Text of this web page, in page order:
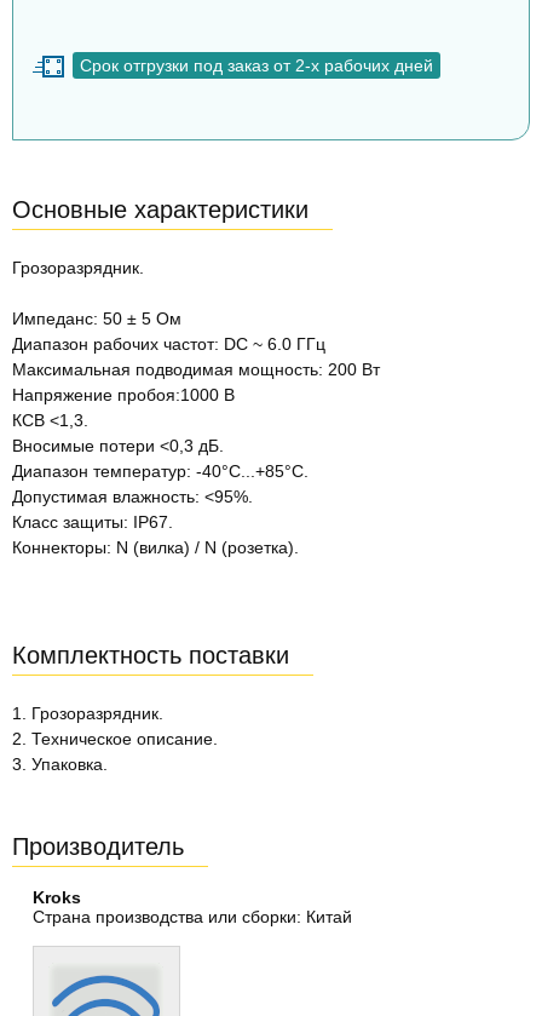
Срок отгрузки под заказ от 2-х рабочих дней
Основные характеристики
Грозоразрядник.
Импеданс: 50 ± 5 Ом
Диапазон рабочих частот: DC ~ 6.0 ГГц
Максимальная подводимая мощность: 200 Вт
Напряжение пробоя:1000 В
КСВ <1,3.
Вносимые потери <0,3 дБ.
Диапазон температур: -40°C...+85°C.
Допустимая влажность: <95%.
Класс защиты: IP67.
Коннекторы: N (вилка) / N (розетка).
Комплектность поставки
1. Грозоразрядник.
2. Техническое описание.
3. Упаковка.
Производитель
Kroks
Страна производства или сборки: Китай